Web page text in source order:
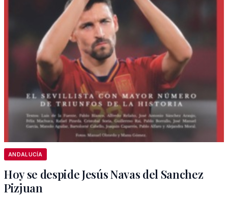
ANDALUCÍA
Hoy se despide Jesús Navas del Sanchez
Pizjuan